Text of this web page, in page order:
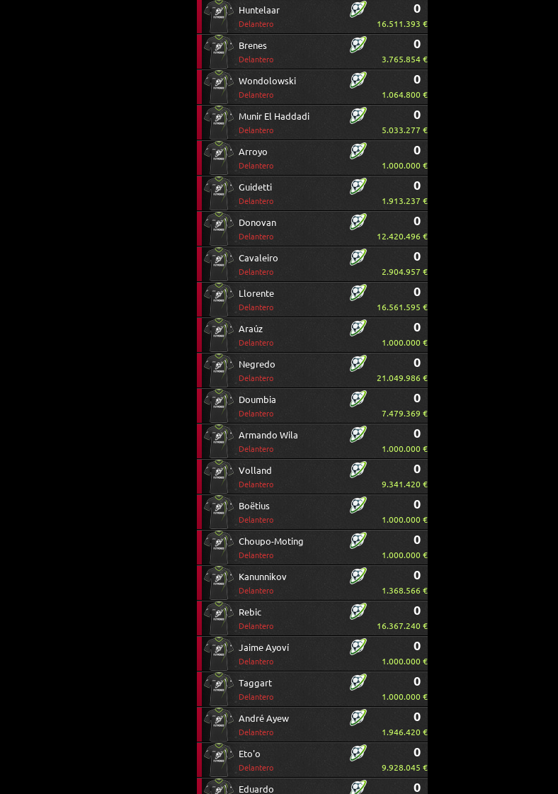
Huntelaar
Delantero
0
16.511.393 €
Brenes
Delantero
0
3.765.854 €
Wondolowski
Delantero
0
1.064.800 €
Munir El Haddadi
Delantero
0
5.033.277 €
Arroyo
Delantero
0
1.000.000 €
Guidetti
Delantero
0
1.913.237 €
Donovan
Delantero
0
12.420.496 €
Cavaleiro
Delantero
0
2.904.957 €
Llorente
Delantero
0
16.561.595 €
Araúz
Delantero
0
1.000.000 €
Negredo
Delantero
0
21.049.986 €
Doumbia
Delantero
0
7.479.369 €
Armando Wila
Delantero
0
1.000.000 €
Volland
Delantero
0
9.341.420 €
Boëtius
Delantero
0
1.000.000 €
Choupo-Moting
Delantero
0
1.000.000 €
Kanunnikov
Delantero
0
1.368.566 €
Rebic
Delantero
0
16.367.240 €
Jaime Ayoví
Delantero
0
1.000.000 €
Taggart
Delantero
0
1.000.000 €
André Ayew
Delantero
0
1.946.420 €
Eto'o
Delantero
0
9.928.045 €
Eduardo 0